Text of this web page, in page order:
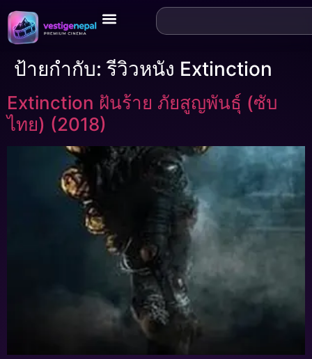
ป้ายกำกับ:รีวิวหนัง Extinction
Extinction ฝันร้าย ภัยสูญพันธุ์ (ซับ
ไทย) (2018)